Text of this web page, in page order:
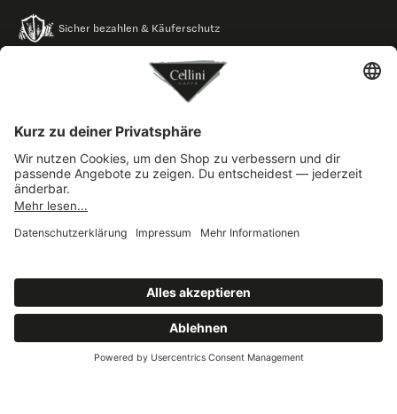
Sicher bezahlen & Käuferschutz
Versand aus Deutschland
Impressum
Cookie-Einstellungen